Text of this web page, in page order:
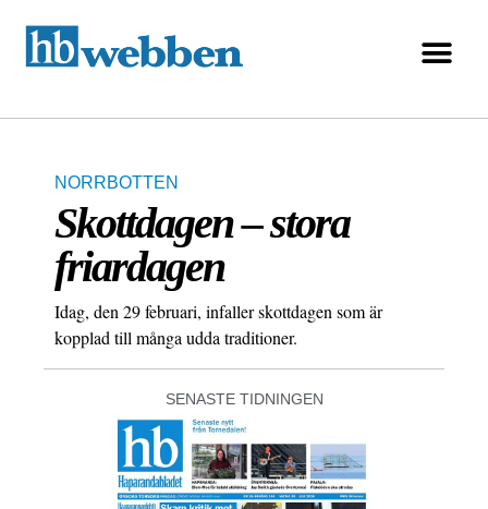
NORRBOTTEN
Skottdagen – stora
friardagen
Idag, den 29 februari, infaller skottdagen som är
kopplad till många udda traditioner.
SENASTE TIDNINGEN